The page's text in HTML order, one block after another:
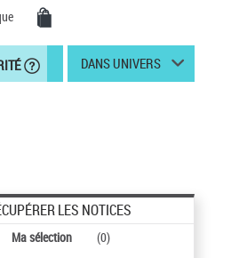
DANS UNIVERS
LES NOTICES
Ma sélection (0)